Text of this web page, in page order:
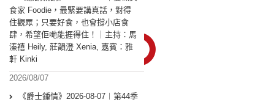
食家 Foodie，最緊要講真話，對得
住觀眾；只要好食，也會撐小店食
肆，希望佢哋能捱得住！｜主持：馬
溱禧 Heily, 莊韻澄 Xenia, 嘉賓：雅
軒 Kinki
2026/08/07
《爵士鍾情》2026-08-07︱第44季